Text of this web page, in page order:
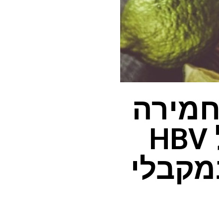
את ההפעלה מחדש של HBV